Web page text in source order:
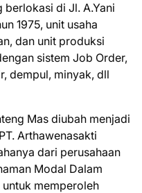
berlokasi di Jl. A.Yani
1975, unit usaha
dan unit produksi
sistem Job Order,
dempul, minyak, dll
Mas diubah menjadi
Arthawenasakti
dari perusahaan
Modal Dalam
memperoleh